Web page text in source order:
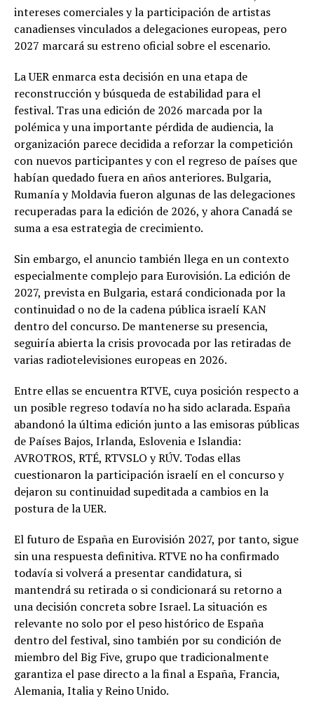
intereses comerciales y la participación de artistas
canadienses vinculados a delegaciones europeas, pero
2027 marcará su estreno oficial sobre el escenario.
La UER enmarca esta decisión en una etapa de
reconstrucción y búsqueda de estabilidad para el
festival. Tras una edición de 2026 marcada por la
polémica y una importante pérdida de audiencia, la
organización parece decidida a reforzar la competición
con nuevos participantes y con el regreso de países que
habían quedado fuera en años anteriores. Bulgaria,
Rumanía y Moldavia fueron algunas de las delegaciones
recuperadas para la edición de 2026, y ahora Canadá se
suma a esa estrategia de crecimiento.
Sin embargo, el anuncio también llega en un contexto
especialmente complejo para Eurovisión. La edición de
2027, prevista en Bulgaria, estará condicionada por la
continuidad o no de la cadena pública israelí KAN
dentro del concurso. De mantenerse su presencia,
seguiría abierta la crisis provocada por las retiradas de
varias radiotelevisiones europeas en 2026.
Entre ellas se encuentra RTVE, cuya posición respecto a
un posible regreso todavía no ha sido aclarada. España
abandonó la última edición junto a las emisoras públicas
de Países Bajos, Irlanda, Eslovenia e Islandia:
AVROTROS, RTÉ, RTVSLO y RÚV. Todas ellas
cuestionaron la participación israelí en el concurso y
dejaron su continuidad supeditada a cambios en la
postura de la UER.
El futuro de España en Eurovisión 2027, por tanto, sigue
sin una respuesta definitiva. RTVE no ha confirmado
todavía si volverá a presentar candidatura, si
mantendrá su retirada o si condicionará su retorno a
una decisión concreta sobre Israel. La situación es
relevante no solo por el peso histórico de España
dentro del festival, sino también por su condición de
miembro del Big Five, grupo que tradicionalmente
garantiza el pase directo a la final a España, Francia,
Alemania, Italia y Reino Unido.